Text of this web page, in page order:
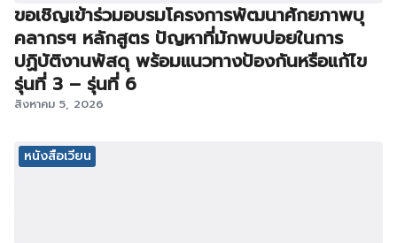
ขอเชิญเข้าร่วมอบรมโครงการพัฒนาศักยภาพบุ
คลากรฯ หลักสูตร ปัญหาที่มักพบบ่อยในการ
ปฏิบัติงานพัสดุ พร้อมแนวทางป้องกันหรือแก้ไข
รุ่นที่ 3 – รุ่นที่ 6
สิงหาคม 5, 2026
หนังสือเวียน